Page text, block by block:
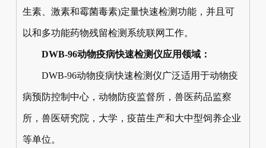
生素、激素和霉菌毒素)定量快速检测功能，并且可
以和多功能药物残留检测系统联网工作。
DWB-96动物疫病快速检测仪应用领域：
DWB-96动物疫病快速检测仪广泛适用于动物疫
病预防控制中心，动物防疫监督所，兽医药品监察
所，兽医研究院，大学，疫苗生产和大中型饲养企业
等单位。